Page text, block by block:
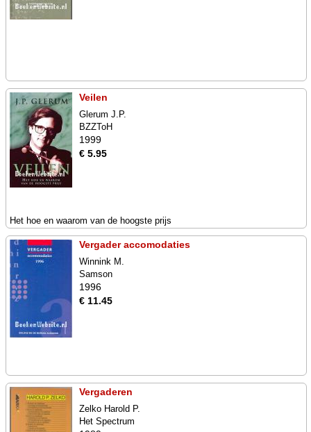
Veilen
Glerum J.P.
BZZToH
1999
€ 5.95
Het hoe en waarom van de hoogste prijs
Vergader accomodaties
Winnink M.
Samson
1996
€ 11.45
Vergaderen
Zelko Harold P.
Het Spectrum